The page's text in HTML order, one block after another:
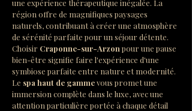
une expérience thérapeutique inégalée. La
région offre de magnifiques paysages
naturels, contribuant à créer une atmosphère
de sérénité parfaite pour un séjour détente.
Choisir Craponne-sur-Arzon pour une pause
bien-être signifie faire l'expérience d'une
symbiose parfaite entre nature et modernité.
Le spa haut de gamme vous promet une
immersion complète dans le luxe, avec une
attention particulière portée à chaque détail